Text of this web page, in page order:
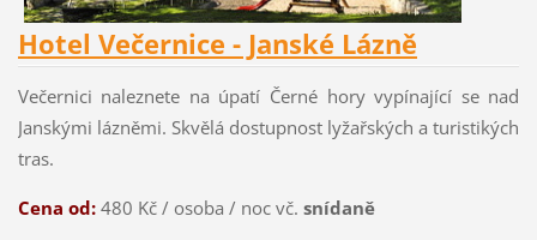
Hotel Večernice - Janské Lázně
Večernici naleznete na úpatí Černé hory vypínající se nad
Janskými lázněmi. Skvělá dostupnost lyžařských a turistikých
tras.
Cena od:480 Kč / osoba / noc vč. snídaně